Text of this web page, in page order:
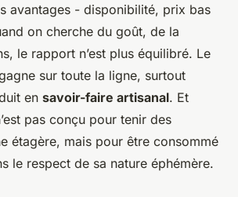
avantages - disponibilité, prix bas
on cherche du goût, de la
le rapport n’est plus équilibré. Le
sur toute la ligne, surtout
en savoir-faire artisanal. Et
pas conçu pour tenir des
étagère, mais pour être consommé
le respect de sa nature éphémère.